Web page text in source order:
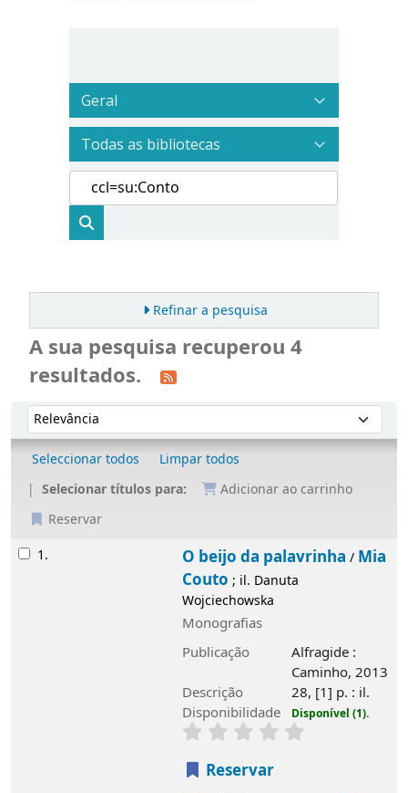
Refinar a pesquisa
A sua pesquisa recuperou 4
resultados.
Ordenar
Ordenar por:
Seleccionar todos
Limpar todos
Selecionar títulos para:
Adicionar ao carrinho
Reservar
Resultados
1. O beijo da palavrinha / Mia
Couto ; il. Danuta
Wojciechowska
Monografias
Publicação
Alfragide :
Caminho, 2013
Descrição
28, [1] p. : il.
Disponibilidade
Disponível (1).
Reservar